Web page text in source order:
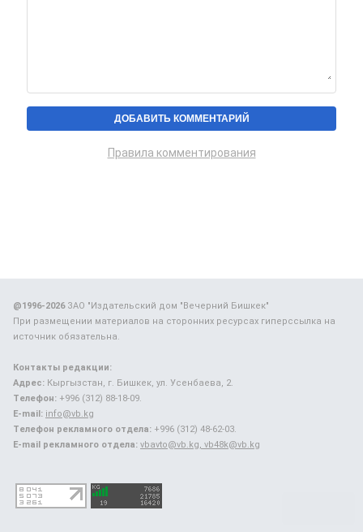
Правила комментирования
@1996-2026ЗАО "Издательский дом "Вечерний Бишкек"
При размещении материалов на сторонних ресурсах гиперссылка на
источник обязательна.
Контакты редакции:
Адрес: Кыргызстан, г. Бишкек, ул. Усенбаева, 2.
Телефон: +996 (312) 88-18-09.
E-mail: info@vb.kg
Телефон рекламного отдела: +996 (312) 48-62-03.
E-mail рекламного отдела: vbavto@vb.kg, vb48k@vb.kg